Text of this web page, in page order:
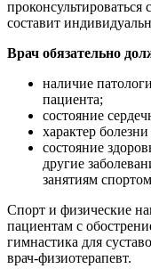
составит
Врач обязательно
наличие
пациента;
состояние
характер
состояние
другие
занятиям
Спорт и физические
пациентам с
гимнастика для
врач-физиотерапевт.